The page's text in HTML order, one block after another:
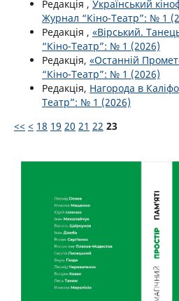
Редакція , Український
Журнал “Кіно-Театр”: № 1
Редакція , «Вірський.
“Кіно-Театр”: № 1 (2026)
Редакція, «Останній
“Кіно-Театр”: № 1 (2026)
Редакція, Нагорода в
Театр”: № 1 (2026)
<< < 18 19 20 21 22 23